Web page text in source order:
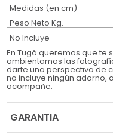
Medidas (en cm)
Peso Neto Kg.
No Incluye
En Tugó queremos que te
ambientamos las
darte una perspectiva de
no incluye ningún adorno,
acompañe.
GARANTIA